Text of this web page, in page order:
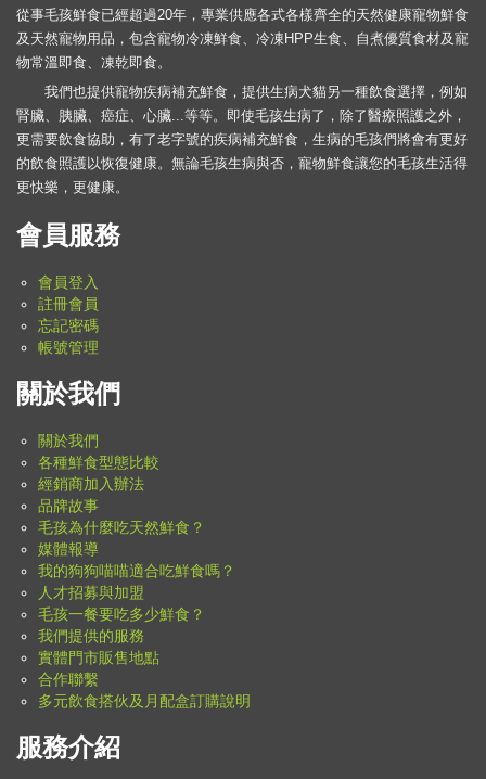
從事毛孩鮮食已經超過20年，專業供應各式各樣齊全的天然健康寵物鮮食
及天然寵物用品，包含寵物冷凍鮮食、冷凍HPP生食、自煮優質食材及寵
物常溫即食、凍乾即食。
我們也提供寵物疾病補充鮮食，提供生病犬貓另一種飲食選擇，例如
腎臟、胰臟、癌症、心臟...等等。即使毛孩生病了，除了醫療照護之外，
更需要飲食協助，有了老字號的疾病補充鮮食，生病的毛孩們將會有更好
的飲食照護以恢復健康。無論毛孩生病與否，寵物鮮食讓您的毛孩生活得
更快樂，更健康。
會員服務
會員登入
註冊會員
忘記密碼
帳號管理
關於我們
關於我們
各種鮮食型態比較
經銷商加入辦法
品牌故事
毛孩為什麼吃天然鮮食？
媒體報導
我的狗狗喵喵適合吃鮮食嗎？
人才招募與加盟
毛孩一餐要吃多少鮮食？
我們提供的服務
實體門市販售地點
合作聯繫
多元飲食搭伙及月配盒訂購說明
服務介紹